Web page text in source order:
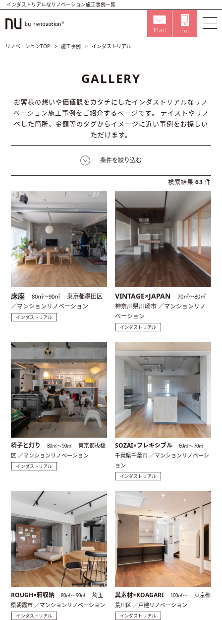
インダストリアルなリノベーション施工事例一覧
リノベーションTOP 施工事例 インダストリアル
GALLERY
お客様の想いや価値観をカタチにしたインダストリアルなリノ
ベーション施工事例をご紹介するページです。
テイストやリノ
ベした箇所、金額等のタグからイメージに近い事例をお探しい
ただけます。
条件を絞り込む
検索結果 63 件
床座 80㎡〜90㎡
東京都墨田区
／マンションリノベーション
インダストリアル
VINTAGE×JAPAN 70㎡〜80㎡
神奈川県川崎市 ／マンションリノ
ベーション
インダストリアル
椅子と灯り 80㎡〜90㎡
東京都板橋
区 ／マンションリノベーション
インダストリアル
SOZAI×フレキシブル 60㎡〜70㎡
千葉県千葉市 ／マンションリノベーシ
ョン
インダストリアル
ROUGH×箱収納 80㎡〜90㎡
埼玉
県朝霞市 ／マンションリノベーション
インダストリアル
異素材×KOAGARI 100㎡〜
東京都
荒川区 ／戸建リノベーション
インダストリアル